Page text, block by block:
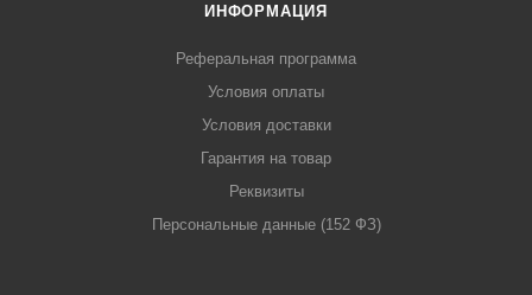
ИНФОРМАЦИЯ
Реферальная программа
Условия оплаты
Условия доставки
Гарантия на товар
Реквизиты
Персональные данные (152 ФЗ)